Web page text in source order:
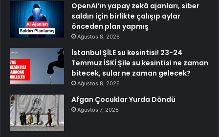
OpenAI’ın yapay zekâ ajanları, siber
saldırı için birlikte çalışıp aylar
önceden plan yapmış
Ağustos 8, 2026
İstanbul ŞİLE su kesintisi! 23-24
Temmuz İSKİ Şile su kesintisi ne zaman
bitecek, sular ne zaman gelecek?
Ağustos 8, 2026
Afgan Çocuklar Yurda Döndü
Ağustos 7, 2026